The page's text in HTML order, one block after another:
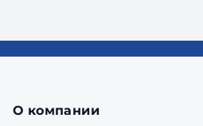
О компании